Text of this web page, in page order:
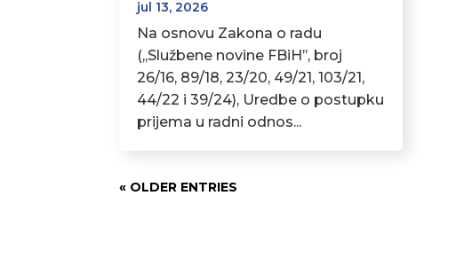
jul 13, 2026
Na osnovu Zakona o radu
(,,Službene novine FBiH’’, broj
26/16, 89/18, 23/20, 49/21, 103/21,
44/22 i 39/24), Uredbe o postupku
prijema u radni odnos...
« OLDER ENTRIES